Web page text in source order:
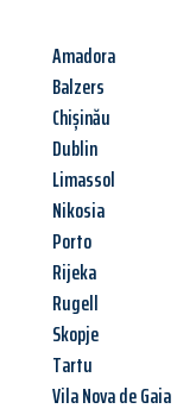
Amadora
Balzers
Chișinău
Dublin
Limassol
Nikosia
Porto
Rijeka
Rugell
Skopje
Tartu
Vila Nova de Gaia